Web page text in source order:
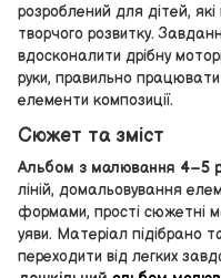
розроблений для дітей,
творчого розвитку.
вдосконалити дрібну
руки, правильно
елементи композиції.
Сюжет та зміст
Альбом з малювання 4–5
ліній, домальовування
формами, прості сюжетні
уяви. Матеріал підібрано
переходити від легких